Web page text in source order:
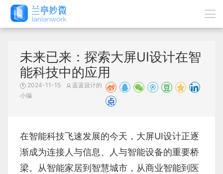
未来已来：探索大屏UI设计在智
能科技中的应用
2024-11-15
蓝蓝设计的
小编
在智能科技飞速发展的今天，大屏UI设计正逐
渐成为连接人与信息、人与智能设备的重要桥
梁。从智能家居到智慧城市，从商业智能到医